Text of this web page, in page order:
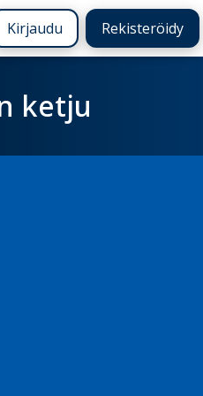
Kirjaudu Rekisteröidy
ketju